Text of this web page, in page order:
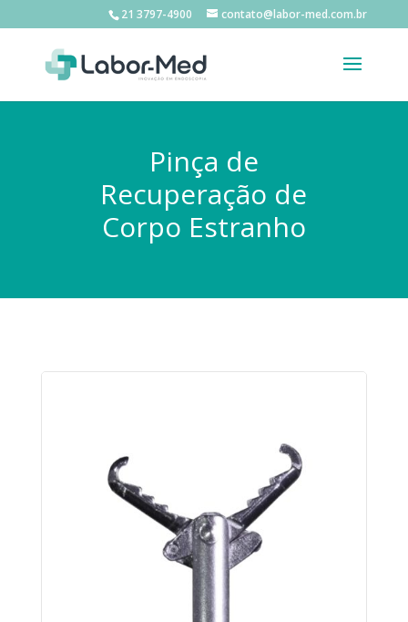
21 3797-4900 contato@labor-med.com.br
Pinça de
Recuperação de
Corpo Estranho